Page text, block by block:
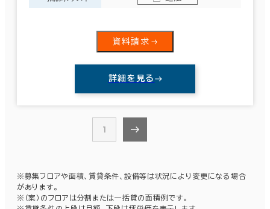
資料請求
詳細を見る
1
※募集フロアや面積、賃貸条件、設備等は状況により変更になる場合
があります。
※（案）のフロアは分割または一括貸の面積例です。
兵庫県
奈良県
3室
この条件で検索する
10年以内
20年以内 30年以内